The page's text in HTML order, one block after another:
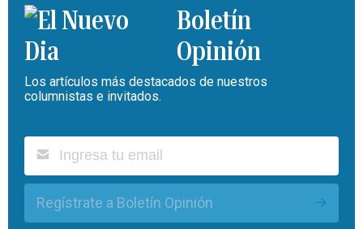
Boletín
Opinión
Los artículos más destacados de nuestros
columnistas e invitados.
Regístrate a Boletín Opinión